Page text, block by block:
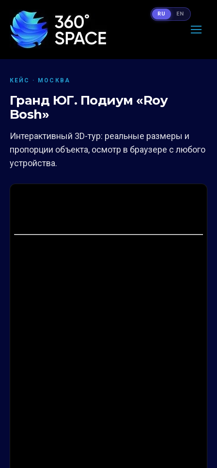
КЕЙС · МОСКВА
Гранд ЮГ. Подиум «Roy
Bosh»
Интерактивный 3D-тур: реальные размеры и
пропорции объекта, осмотр в браузере с любого
устройства.
RU EN